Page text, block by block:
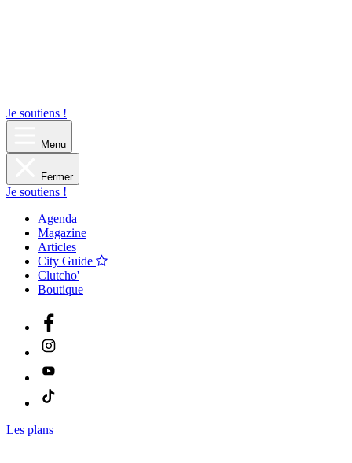
Je soutiens !
Menu
Fermer
Je soutiens !
Agenda
Magazine
Articles
City Guide
Clutcho'
Boutique
Les plans